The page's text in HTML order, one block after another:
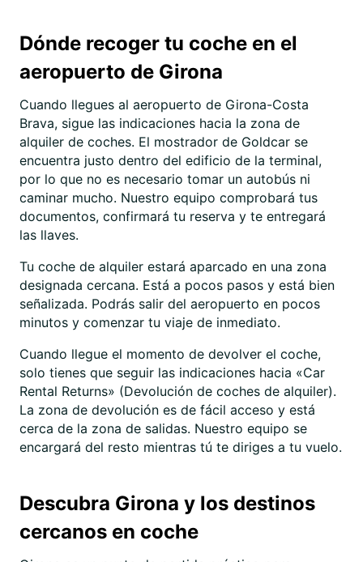
Dónde recoger tu coche en el
aeropuerto de Girona
Cuando llegues al aeropuerto de Girona-Costa
Brava, sigue las indicaciones hacia la zona de
alquiler de coches. El mostrador de Goldcar se
encuentra justo dentro del edificio de la terminal,
por lo que no es necesario tomar un autobús ni
caminar mucho. Nuestro equipo comprobará tus
documentos, confirmará tu reserva y te entregará
las llaves.
Tu coche de alquiler estará aparcado en una zona
designada cercana. Está a pocos pasos y está bien
señalizada. Podrás salir del aeropuerto en pocos
minutos y comenzar tu viaje de inmediato.
Cuando llegue el momento de devolver el coche,
solo tienes que seguir las indicaciones hacia «Car
Rental Returns» (Devolución de coches de alquiler).
La zona de devolución es de fácil acceso y está
cerca de la zona de salidas. Nuestro equipo se
encargará del resto mientras tú te diriges a tu vuelo.
Descubra Girona y los destinos
cercanos en coche